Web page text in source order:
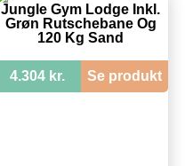
Jungle Gym Lodge Inkl.
Grøn Rutschebane Og
120 Kg Sand
4.304 kr. Se produkt